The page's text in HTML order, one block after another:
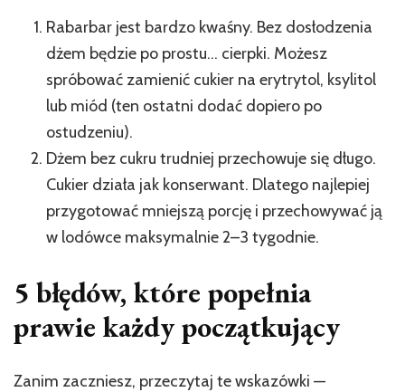
Rabarbar jest bardzo kwaśny. Bez dosłodzenia
dżem będzie po prostu… cierpki. Możesz
spróbować zamienić cukier na erytrytol, ksylitol
lub miód (ten ostatni dodać dopiero po
ostudzeniu).
Dżem bez cukru trudniej przechowuje się długo.
Cukier działa jak konserwant. Dlatego najlepiej
przygotować mniejszą porcję i przechowywać ją
w lodówce maksymalnie 2–3 tygodnie.
5 błędów, które popełnia
prawie każdy początkujący
Zanim zaczniesz, przeczytaj te wskazówki —